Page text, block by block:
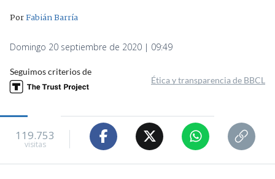
PorFabián Barría
Domingo 20 septiembre de 2020 | 09:49
Seguimos criterios de
Ética y transparencia de BBCL
119.753
visitas